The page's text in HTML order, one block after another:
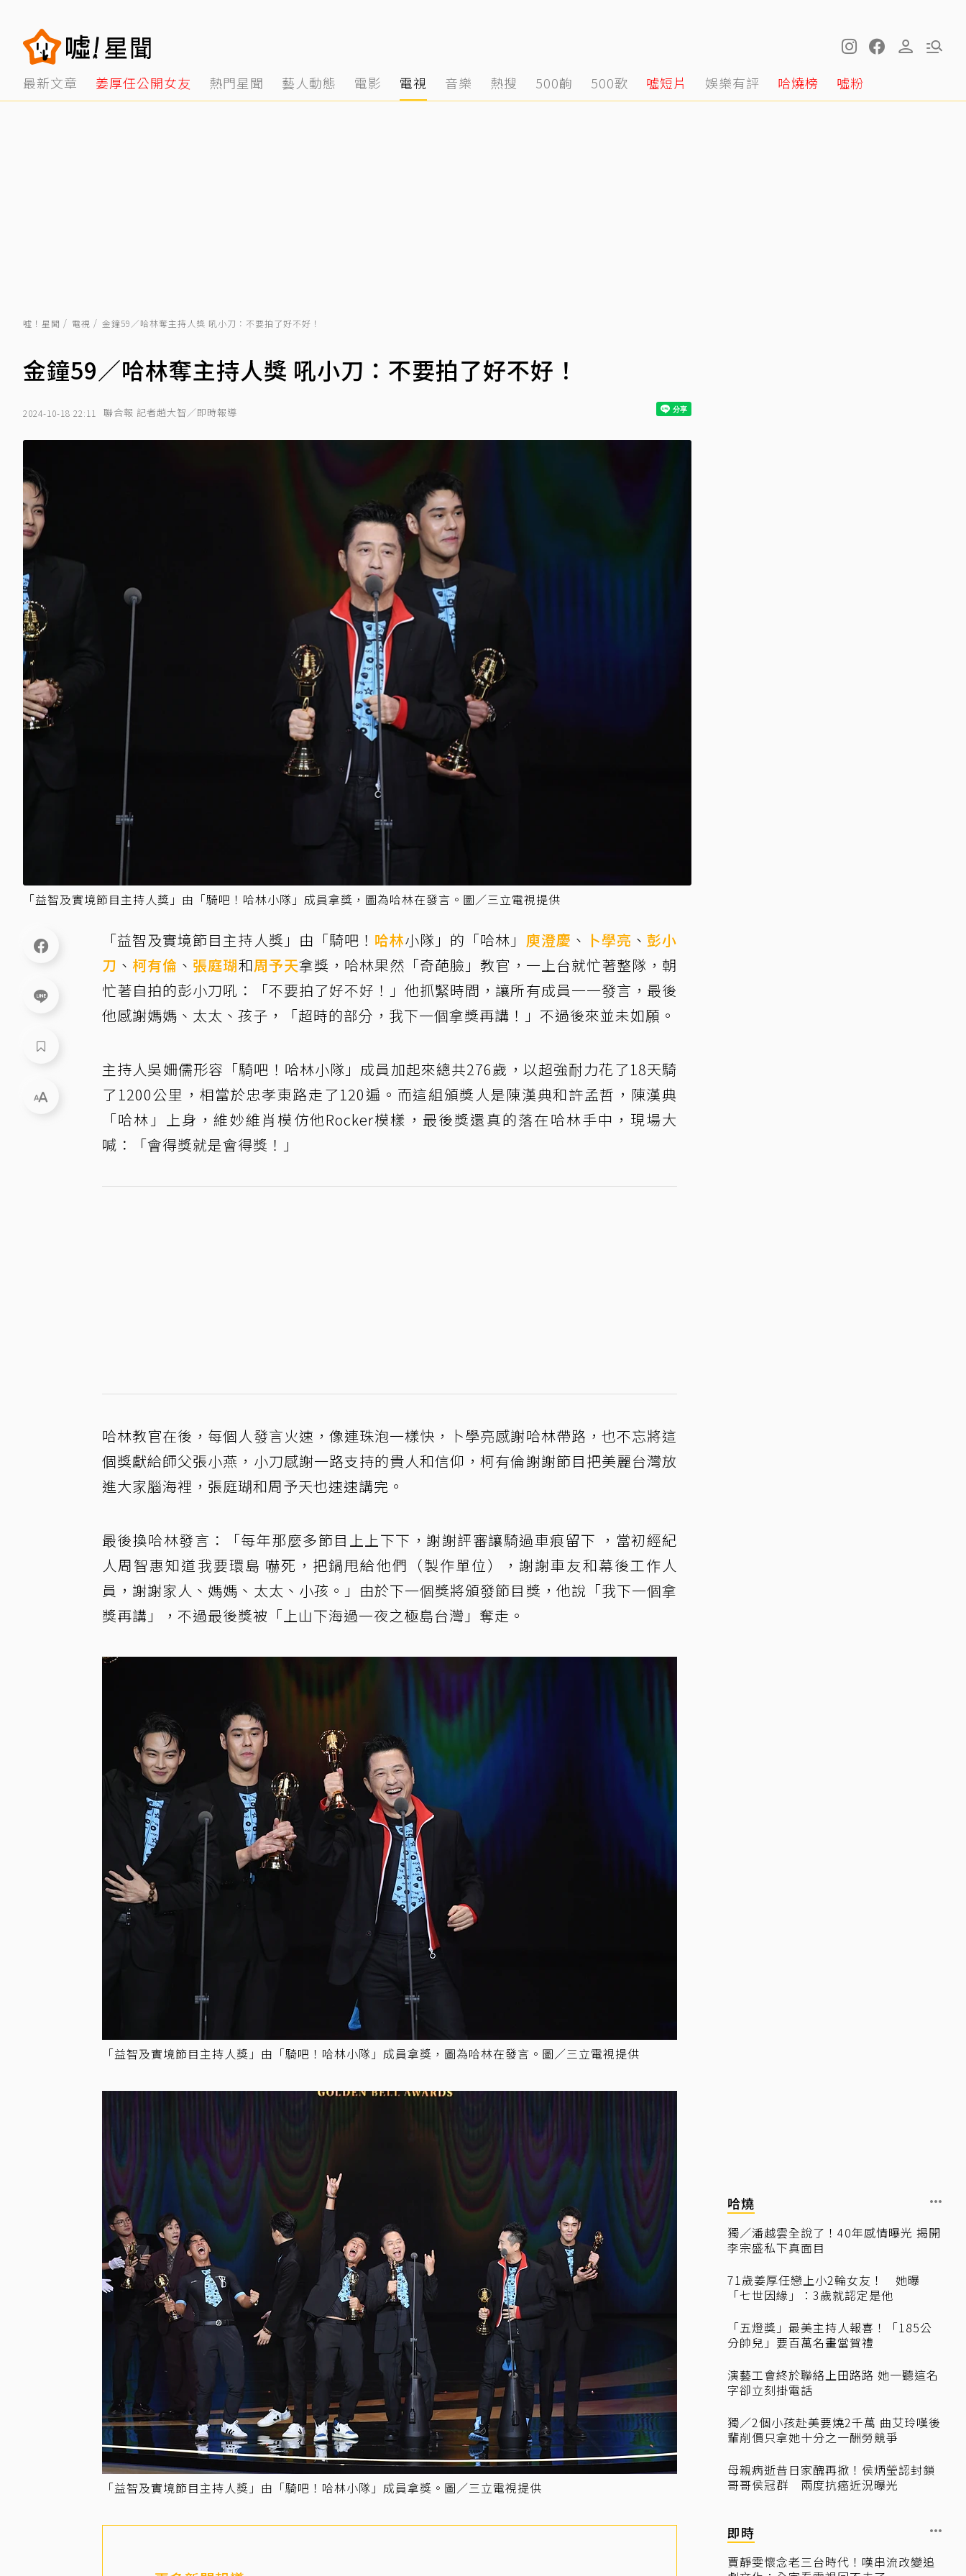
最新文章 姜厚任公開女友 熱門星聞 藝人動態 電影 電視 音樂 熱搜 500齣 500歌 噓短片 娛樂有評 哈燒榜 噓粉
噓！星聞 電視 金鐘59／哈林奪主持人獎 吼小刀：不要拍了好不好！
金鐘59／哈林奪主持人獎 吼小刀：不要拍了好不好！
2024-10-18 22:11 聯合報 記者趙大智／即時報導
「益智及實境節目主持人獎」由「騎吧！哈林小隊」成員拿獎，圖為哈林在發言。圖／三立電視提供
「益智及實境節目主持人獎」由「騎吧！ 哈林小隊」的「哈林」 庾澄慶 、 卜學亮 、 彭小
刀 、 柯有倫 、 張庭瑚和周予天拿獎，哈林果然「奇葩臉」教官，一上台就忙著整隊，朝
忙著自拍的彭小刀吼：「不要拍了好不好！」他抓緊時間，讓所有成員一一發言，最後
他感謝媽媽、太太、孩子，「超時的部分，我下一個拿獎再講！」不過後來並未如願。
主持人吳姍儒形容「騎吧！哈林小隊」成員加起來總共276歲，以超強耐力花了18天騎
了1200公里，相當於忠孝東路走了120遍。而這組頒獎人是陳漢典和許孟哲，陳漢典
「哈林」上身，維妙維肖模仿他Rocker模樣，最後獎還真的落在哈林手中，現場大
喊：「會得獎就是會得獎！」
哈林教官在後，每個人發言火速，像連珠泡一樣快，卜學亮感謝哈林帶路，也不忘將這
個獎獻給師父張小燕，小刀感謝一路支持的貴人和信仰，柯有倫謝謝節目把美麗台灣放
進大家腦海裡，張庭瑚和周予天也速速講完。
最後換哈林發言：「每年那麼多節目上上下下，謝謝評審讓騎過車痕留下 ，當初經紀
人周智惠知道我要環島 嚇死，把鍋甩給他們（製作單位），謝謝車友和幕後工作人
員，謝謝家人、媽媽、太太、小孩。」由於下一個獎將頒發節目獎，他說「我下一個拿
獎再講」，不過最後獎被「上山下海過一夜之極島台灣」奪走。
「益智及實境節目主持人獎」由「騎吧！哈林小隊」成員拿獎，圖為哈林在發言。圖／三立電視提供
「益智及實境節目主持人獎」由「騎吧！哈林小隊」成員拿獎。圖／三立電視提供
哈燒
獨／潘越雲全說了！40年感情曝光 揭開
李宗盛私下真面目
71歲姜厚任戀上小2輪女友！ 她曝
「七世因緣」：3歲就認定是他
「五燈獎」最美主持人報喜！「185公
分帥兒」要百萬名畫當賀禮
演藝工會終於聯絡上田路路 她一聽這名
字卻立刻掛電話
獨／2個小孩赴美要燒2千萬 曲艾玲嘆後
輩削價只拿她十分之一酬勞競爭
母親病逝昔日家醜再掀！侯炳瑩認封鎖
哥哥侯冠群 兩度抗癌近況曝光
即時
賈靜雯懷念老三台時代！嘆串流改變追